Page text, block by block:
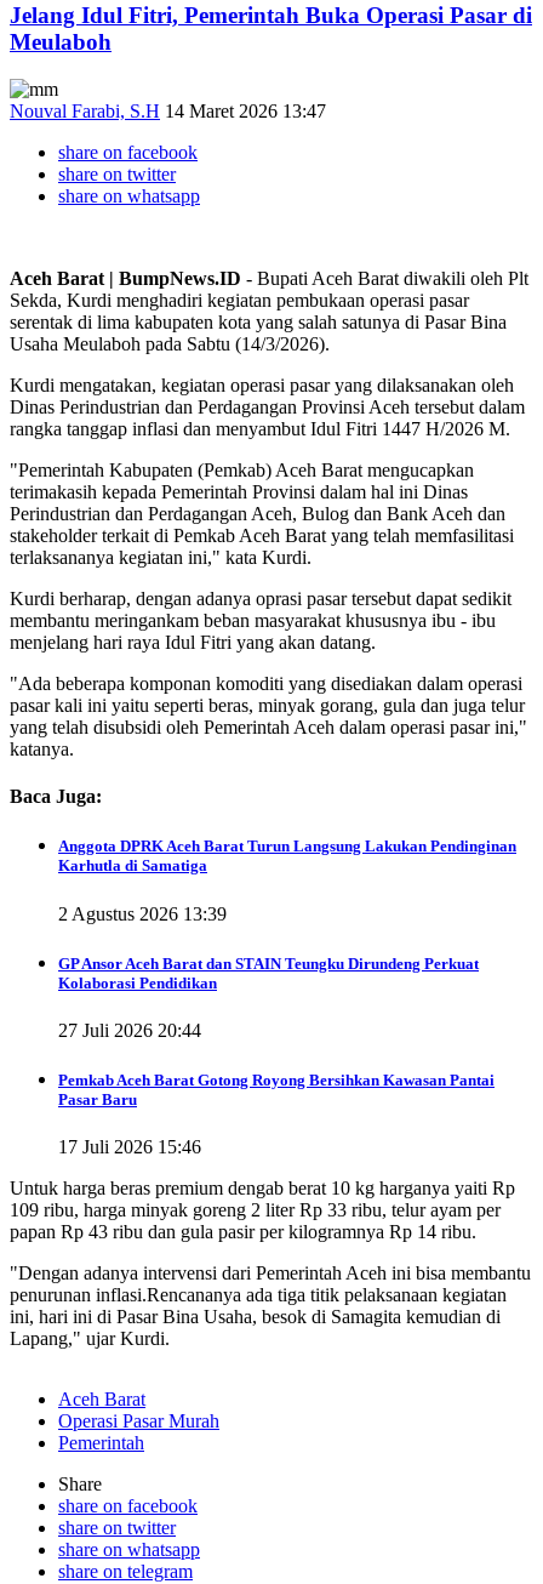
Jelang Idul Fitri, Pemerintah Buka Operasi Pasar di
Meulaboh
Nouval Farabi, S.H 14 Maret 2026 13:47
share on facebook
share on twitter
share on whatsapp
Aceh Barat | BumpNews.ID - Bupati Aceh Barat diwakili oleh Plt
Sekda, Kurdi menghadiri kegiatan pembukaan operasi pasar
serentak di lima kabupaten kota yang salah satunya di Pasar Bina
Usaha Meulaboh pada Sabtu (14/3/2026).
Kurdi mengatakan, kegiatan operasi pasar yang dilaksanakan oleh
Dinas Perindustrian dan Perdagangan Provinsi Aceh tersebut dalam
rangka tanggap inflasi dan menyambut Idul Fitri 1447 H/2026 M.
"Pemerintah Kabupaten (Pemkab) Aceh Barat mengucapkan
terimakasih kepada Pemerintah Provinsi dalam hal ini Dinas
Perindustrian dan Perdagangan Aceh, Bulog dan Bank Aceh dan
stakeholder terkait di Pemkab Aceh Barat yang telah memfasilitasi
terlaksananya kegiatan ini," kata Kurdi.
Kurdi berharap, dengan adanya oprasi pasar tersebut dapat sedikit
membantu meringankam beban masyarakat khususnya ibu - ibu
menjelang hari raya Idul Fitri yang akan datang.
"Ada beberapa komponan komoditi yang disediakan dalam operasi
pasar kali ini yaitu seperti beras, minyak gorang, gula dan juga telur
yang telah disubsidi oleh Pemerintah Aceh dalam operasi pasar ini,"
katanya.
Baca Juga:
Anggota DPRK Aceh Barat Turun Langsung Lakukan Pendinginan
Karhutla di Samatiga
2 Agustus 2026 13:39
GP Ansor Aceh Barat dan STAIN Teungku Dirundeng Perkuat
Kolaborasi Pendidikan
27 Juli 2026 20:44
Pemkab Aceh Barat Gotong Royong Bersihkan Kawasan Pantai
Pasar Baru
17 Juli 2026 15:46
Untuk harga beras premium dengab berat 10 kg harganya yaiti Rp
109 ribu, harga minyak goreng 2 liter Rp 33 ribu, telur ayam per
papan Rp 43 ribu dan gula pasir per kilogramnya Rp 14 ribu.
"Dengan adanya intervensi dari Pemerintah Aceh ini bisa membantu
penurunan inflasi.Rencananya ada tiga titik pelaksanaan kegiatan
ini, hari ini di Pasar Bina Usaha, besok di Samagita kemudian di
Lapang," ujar Kurdi.
Aceh Barat
Operasi Pasar Murah
Pemerintah
Share
share on facebook
share on twitter
share on whatsapp
share on telegram